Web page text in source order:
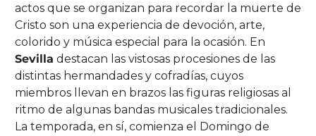
actos que se organizan para recordar la muerte de
Cristo son una experiencia de devoción, arte,
colorido y música especial para la ocasión. En
Sevilla destacan las vistosas procesiones de las
distintas hermandades y cofradías, cuyos
miembros llevan en brazos las figuras religiosas al
ritmo de algunas bandas musicales tradicionales.
La temporada, en sí, comienza el Domingo de